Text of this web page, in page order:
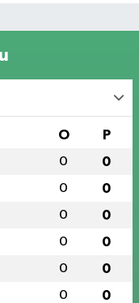
O P
0 0
0 0
0 0
0 0
0 0
0 0